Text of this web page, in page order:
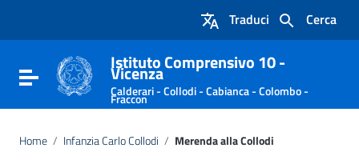
Vai al footer
Cerca
Traduci
Attiva / disattiva la navigazione
Istituto Comprensivo 10 -
Vicenza
Calderari - Collodi - Cabianca - Colombo -
Fraccon
Home / Infanzia Carlo Collodi / Merenda alla Collodi